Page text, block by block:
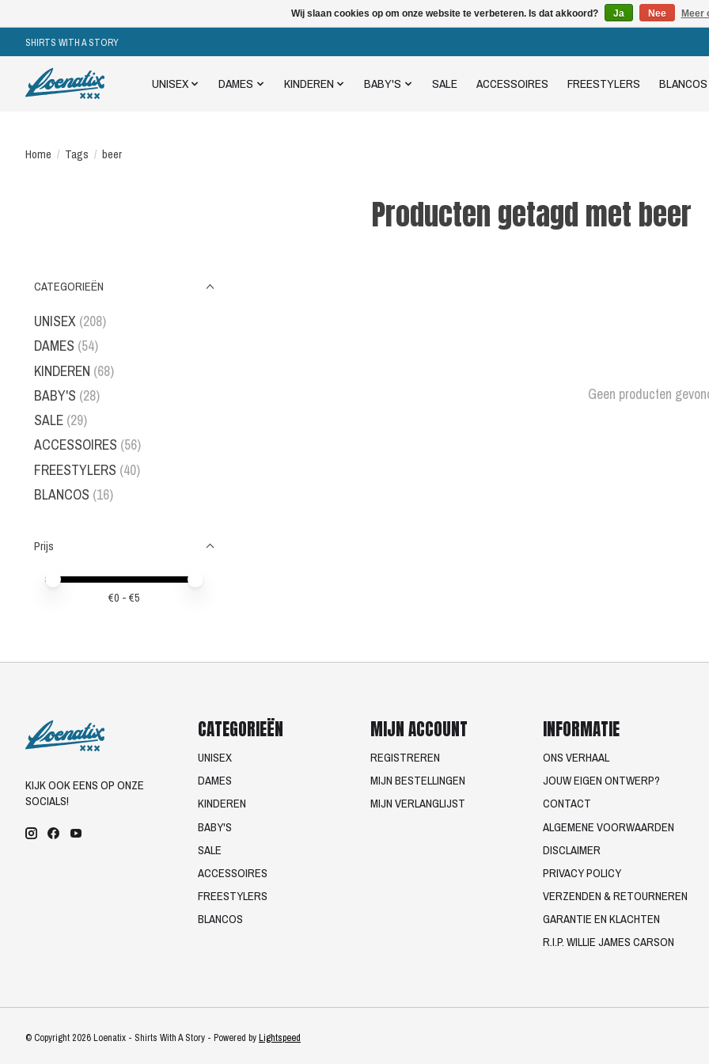
SHIRTS WITH A STORY
UNISEX DAMES KINDEREN BABY'S SALE ACCESSOIRES FREESTYLERS BLANCOS
Home / Tags / beer
Producten getagd met beer
CATEGORIEËN
UNISEX (208)
DAMES (54)
KINDEREN (68)
BABY'S (28)
SALE (29)
ACCESSOIRES (56)
FREESTYLERS (40)
BLANCOS (16)
Prijs
Minimale prijswaarde
Price maximum value
€0 - €5
Geen producten
KIJK OOK EENS OP ONZE
SOCIALS!
CATEGORIEËN
UNISEX
DAMES
KINDEREN
BABY'S
SALE
ACCESSOIRES
FREESTYLERS
BLANCOS
MIJN ACCOUNT
REGISTREREN
MIJN BESTELLINGEN
MIJN VERLANGLIJST
INFORMATIE
ONS VERHAAL
JOUW EIGEN ONTWERP?
CONTACT
ALGEMENE VOORWAARDEN
DISCLAIMER
PRIVACY POLICY
VERZENDEN & RETOURNEREN
GARANTIE EN KLACHTEN
R.I.P. WILLIE JAMES CARSON
© Copyright 2026 Loenatix - Shirts With A Story - Powered byLightspeed
Wij slaan cookies op om onze website te verbeteren. Is dat akkoord? Ja Nee Meer